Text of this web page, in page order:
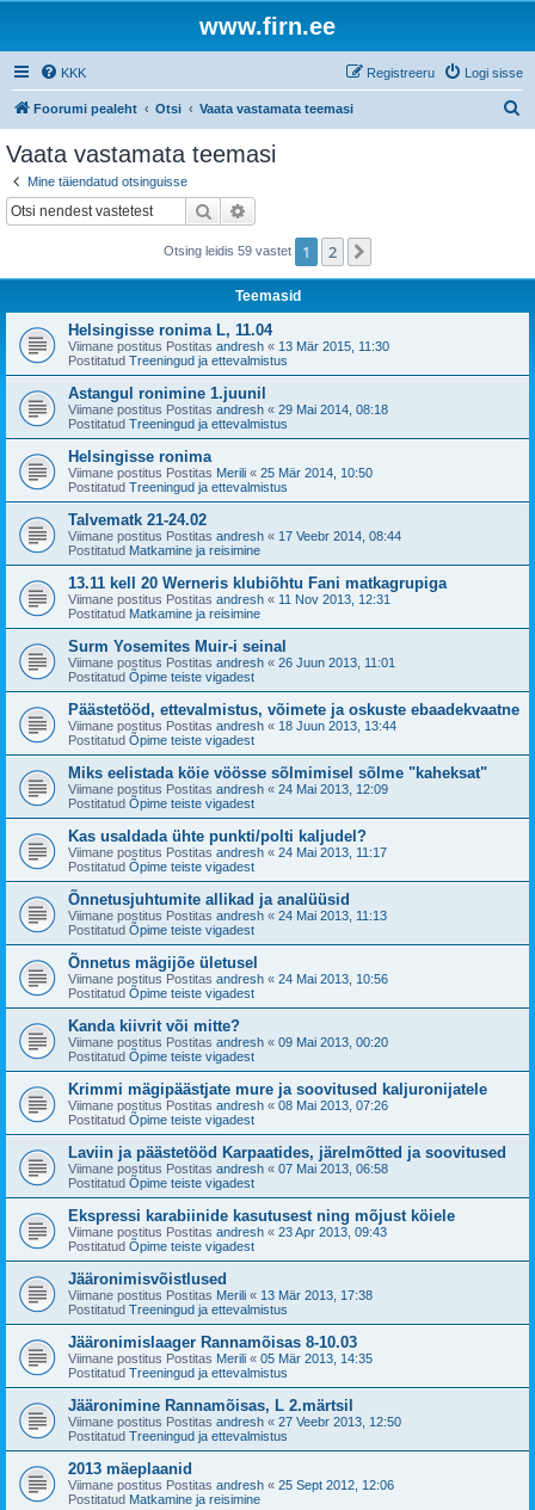
www.firn.ee
KKK Logi sisse
Registreeru
Foorumi pealeht Otsi Vaata vastamata teemasi
Vaata vastamata teemasi
Mine täiendatud otsinguisse
Otsi
Otsing leidis 59 vastet 1 2
Teemasid
Helsingisse ronima L, 11.04
Viimane postitus Postitas andresh « 13 Mär 2015, 11:30
Postitatud Treeningud ja ettevalmistus
Astangul ronimine 1.juunil
Viimane postitus Postitas andresh « 29 Mai 2014, 08:18
Postitatud Treeningud ja ettevalmistus
Helsingisse ronima
Viimane postitus Postitas Merili « 25 Mär 2014, 10:50
Postitatud Treeningud ja ettevalmistus
Talvematk 21-24.02
Viimane postitus Postitas andresh « 17 Veebr 2014, 08:44
Postitatud Matkamine ja reisimine
13.11 kell 20 Werneris klubiõhtu Fani matkagrupiga
Viimane postitus Postitas andresh « 11 Nov 2013, 12:31
Postitatud Matkamine ja reisimine
Surm Yosemites Muir-i seinal
Viimane postitus Postitas andresh « 26 Juun 2013, 11:01
Postitatud Õpime teiste vigadest
Päästetööd, ettevalmistus, võimete ja oskuste ebaadekvaatne
Viimane postitus Postitas andresh « 18 Juun 2013, 13:44
Postitatud Õpime teiste vigadest
Miks eelistada köie vöösse sõlmimisel sõlme "kaheksat"
Viimane postitus Postitas andresh « 24 Mai 2013, 12:09
Postitatud Õpime teiste vigadest
Kas usaldada ühte punkti/polti kaljudel?
Viimane postitus Postitas andresh « 24 Mai 2013, 11:17
Postitatud Õpime teiste vigadest
Õnnetusjuhtumite allikad ja analüüsid
Viimane postitus Postitas andresh « 24 Mai 2013, 11:13
Postitatud Õpime teiste vigadest
Õnnetus mägijõe ületusel
Viimane postitus Postitas andresh « 24 Mai 2013, 10:56
Postitatud Õpime teiste vigadest
Kanda kiivrit või mitte?
Viimane postitus Postitas andresh « 09 Mai 2013, 00:20
Postitatud Õpime teiste vigadest
Krimmi mägipäästjate mure ja soovitused kaljuronijatele
Viimane postitus Postitas andresh « 08 Mai 2013, 07:26
Postitatud Õpime teiste vigadest
Laviin ja päästetööd Karpaatides, järelmõtted ja soovitused
Viimane postitus Postitas andresh « 07 Mai 2013, 06:58
Postitatud Õpime teiste vigadest
Ekspressi karabiinide kasutusest ning mõjust köiele
Viimane postitus Postitas andresh « 23 Apr 2013, 09:43
Postitatud Õpime teiste vigadest
Jääronimisvõistlused
Viimane postitus Postitas Merili « 13 Mär 2013, 17:38
Postitatud Treeningud ja ettevalmistus
Jääronimislaager Rannamõisas 8-10.03
Viimane postitus Postitas Merili « 05 Mär 2013, 14:35
Postitatud Treeningud ja ettevalmistus
Jääronimine Rannamõisas, L 2.märtsil
Viimane postitus Postitas andresh « 27 Veebr 2013, 12:50
Postitatud Treeningud ja ettevalmistus
2013 mäeplaanid
Viimane postitus Postitas andresh « 25 Sept 2012, 12:06
Postitatud Matkamine ja reisimine